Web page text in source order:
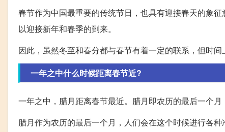
春节作为中国最重要的传统节日，也具有迎接春天的象
以迎接新年和春季的到来。
因此，虽然冬至和春分都与春节有着一定的联系，但时间
一年之中什么时候距离春节近?
一年之中，腊月距离春节最近。腊月即农历的最后一个
腊月作为农历的最后一个月，人们会在这个时候进行各